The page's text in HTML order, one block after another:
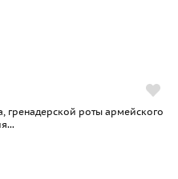
гренадерской роты армейского